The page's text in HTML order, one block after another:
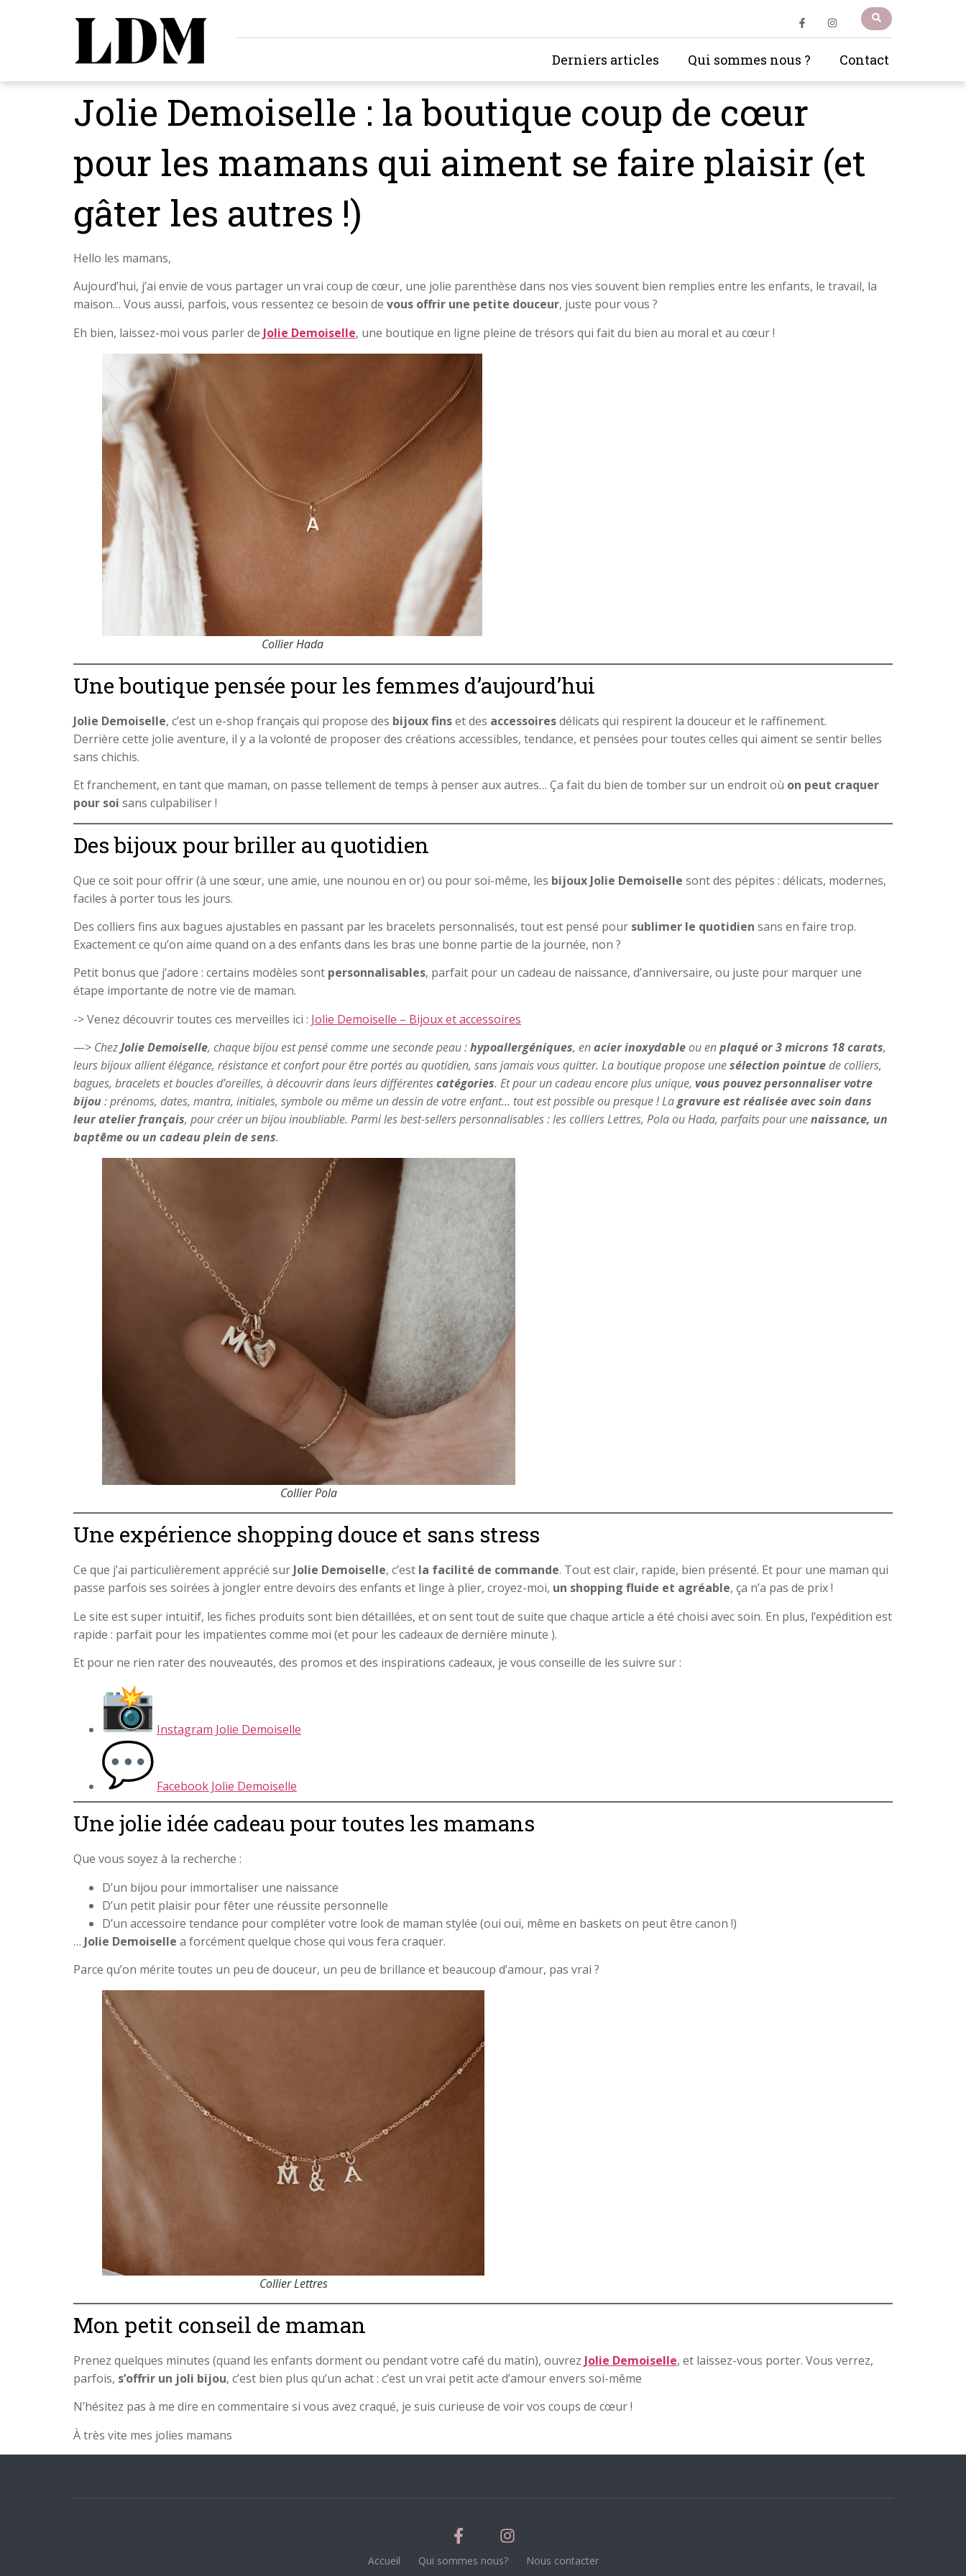
Derniers articles Qui sommes nous ? Contact
Jolie Demoiselle : la boutique coup de cœur
pour les mamans qui aiment se faire plaisir (et
gâter les autres !)
Hello les mamans,
Aujourd’hui, j’ai envie de vous partager un vrai coup de cœur, une jolie parenthèse dans nos vies souvent bien remplies entre les enfants, le travail, la
maison… Vous aussi, parfois, vous ressentez ce besoin de vous offrir une petite douceur, juste pour vous ?
Eh bien, laissez-moi vous parler de Jolie Demoiselle, une boutique en ligne pleine de trésors qui fait du bien au moral et au cœur !
Collier Hada
Une boutique pensée pour les femmes d’aujourd’hui
Jolie Demoiselle, c’est un e-shop français qui propose des bijoux finset des accessoiresdélicats qui respirent la douceur et le raffinement.
Derrière cette jolie aventure, il y a la volonté de proposer des créations accessibles, tendance, et pensées pour toutes celles qui aiment se sentir belles
sans chichis.
Et franchement, en tant que maman, on passe tellement de temps à penser aux autres… Ça fait du bien de tomber sur un endroit où on peut craquer
pour soi sans culpabiliser !
Des bijoux pour briller au quotidien
Que ce soit pour offrir (à une sœur, une amie, une nounou en or) ou pour soi-même, les bijoux Jolie Demoiselle sont des pépites : délicats, modernes,
faciles à porter tous les jours.
Des colliers fins aux bagues ajustables en passant par les bracelets personnalisés, tout est pensé pour sublimer le quotidien sans en faire trop.
Exactement ce qu’on aime quand on a des enfants dans les bras une bonne partie de la journée, non ?
Petit bonus que j’adore : certains modèles sont personnalisables, parfait pour un cadeau de naissance, d’anniversaire, ou juste pour marquer une
étape importante de notre vie de maman.
-> Venez découvrir toutes ces merveilles ici : Jolie Demoiselle – Bijoux et accessoires
—> ChezJolie Demoiselle, chaque bijou est pensé comme une seconde peau :hypoallergéniques, enacier inoxydableou enplaqué or 3 microns 18 carats,
leurs bijoux allient élégance, résistance et confort pour être portés au quotidien, sans jamais vous quitter. La boutique propose unesélection pointuede colliers,
bagues, bracelets et boucles d’oreilles, à découvrir dans leurs différentescatégories. Et pour un cadeau encore plus unique, vous pouvez personnaliser votre
bijou: prénoms, dates, mantra, initiales, symbole ou même un dessin de votre enfant… tout est possible ou presque ! Lagravure est réalisée avec soin dans
leur atelier français, pour créer un bijou inoubliable. Parmi les best-sellers personnalisables : les colliers Lettres, Pola ou Hada, parfaits pour unenaissance, un
baptême ou un cadeau plein de sens.
Collier Pola
Une expérience shopping douce et sans stress
Ce que j’ai particulièrement apprécié sur Jolie Demoiselle, c’est la facilité de commande. Tout est clair, rapide, bien présenté. Et pour une maman qui
passe parfois ses soirées à jongler entre devoirs des enfants et linge à plier, croyez-moi, un shopping fluide et agréable, ça n’a pas de prix !
Le site est super intuitif, les fiches produits sont bien détaillées, et on sent tout de suite que chaque article a été choisi avec soin. En plus, l’expédition est
rapide : parfait pour les impatientes comme moi (et pour les cadeaux de dernière minute ).
Et pour ne rien rater des nouveautés, des promos et des inspirations cadeaux, je vous conseille de les suivre sur :
Instagram Jolie Demoiselle
Facebook Jolie Demoiselle
Une jolie idée cadeau pour toutes les mamans
Que vous soyez à la recherche :
D’un bijou pour immortaliser une naissance
D’un petit plaisir pour fêter une réussite personnelle
D’un accessoire tendance pour compléter votre look de maman stylée (oui oui, même en baskets on peut être canon !)
… Jolie Demoiselle a forcément quelque chose qui vous fera craquer.
Parce qu’on mérite toutes un peu de douceur, un peu de brillance et beaucoup d’amour, pas vrai ?
Collier Lettres
Mon petit conseil de maman
Prenez quelques minutes (quand les enfants dorment ou pendant votre café du matin), ouvrez Jolie Demoiselle, et laissez-vous porter. Vous verrez,
parfois, s’offrir un joli bijou, c’est bien plus qu’un achat : c’est un vrai petit acte d’amour envers soi-même
N’hésitez pas à me dire en commentaire si vous avez craqué, je suis curieuse de voir vos coups de cœur !
À très vite mes jolies mamans
Accueil Qui sommes nous? Nous contacter